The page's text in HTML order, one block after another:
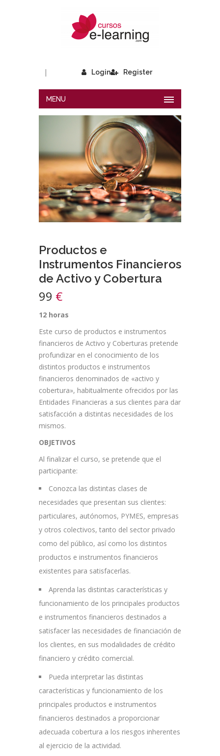
Login
| Register
MENU
Productos e
Instrumentos Financieros
de Activo y Cobertura
99 €
12 horas
Este curso de productos e instrumentos
financieros de Activo y Coberturas pretende
profundizar en el conocimiento de los
distintos productos e instrumentos
financieros denominados de «activo y
cobertura», habitualmente ofrecidos por las
Entidades Financieras a sus clientes para dar
satisfacción a distintas necesidades de los
mismos.
OBJETIVOS
Al finalizar el curso, se pretende que el
participante:
Conozca las distintas clases de
necesidades que presentan sus clientes:
particulares, autónomos, PYMES, empresas
y otros colectivos, tanto del sector privado
como del público, así como los distintos
productos e instrumentos financieros
existentes para satisfacerlas.
Aprenda las distintas características y
funcionamiento de los principales productos
e instrumentos financieros destinados a
satisfacer las necesidades de financiación de
los clientes, en sus modalidades de crédito
financiero y crédito comercial.
Pueda interpretar las distintas
características y funcionamiento de los
principales productos e instrumentos
financieros destinados a proporcionar
adecuada cobertura a los riesgos inherentes
al ejercicio de la actividad.